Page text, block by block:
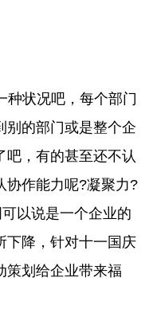
种状况吧，每个部门
别的部门或是整个企
吧，有的甚至还不认
协作能力呢?凝聚力?
以说是一个企业的
下降，针对十一国庆
策划给企业带来福